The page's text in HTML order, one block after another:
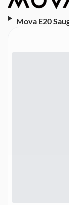
Mova E20